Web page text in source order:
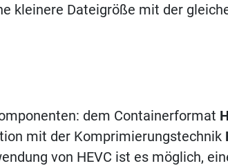
kleinere Dateigröße mit der
dem Containerformat
mit der Komprimierungstechnik
von HEVC ist es möglich,